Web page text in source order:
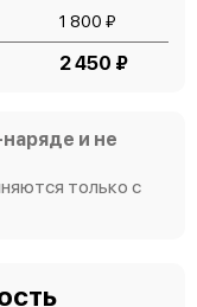
1 800 ₽
2 450 ₽
и не
только с